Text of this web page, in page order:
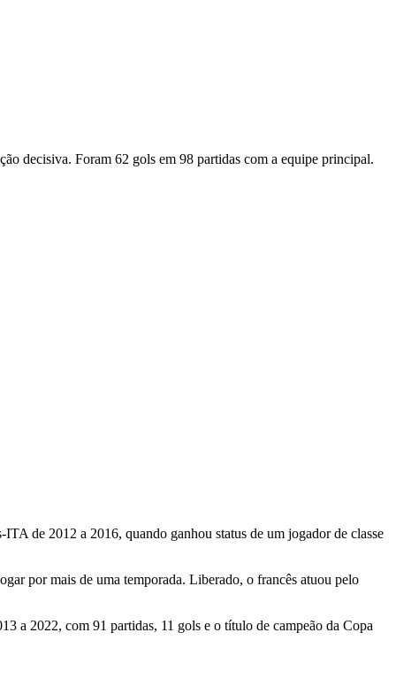
decisiva. Foram 62 gols em 98 partidas com a equipe principal.
de 2012 a 2016, quando ganhou status de um jogador de classe
por mais de uma temporada. Liberado, o francês atuou pelo
a 2022, com 91 partidas, 11 gols e o título de campeão da Copa